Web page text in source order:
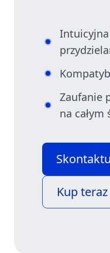
Intuicyjna
Zaufanie
na całym
Kup teraz